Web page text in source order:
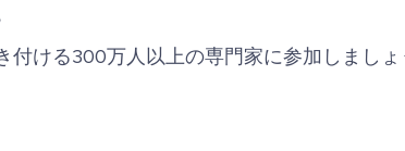
付ける300万人以上の専門家に参加しましょ